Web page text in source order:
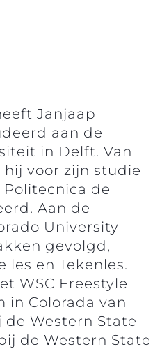
Janjaap
aan de
in Delft. Van
hij voor zijn studie
de
Aan de
University
gevolgd,
les en Tekenles.
WSC Freestyle
in Colorada van
de Western State
de Western State